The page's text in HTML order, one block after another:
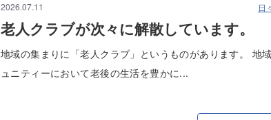
2026.07.11 日
老人クラブが次々に解散しています。
地域の集まりに「老人クラブ」というものがあります。 地
ュニティーにおいて老後の生活を豊かに...